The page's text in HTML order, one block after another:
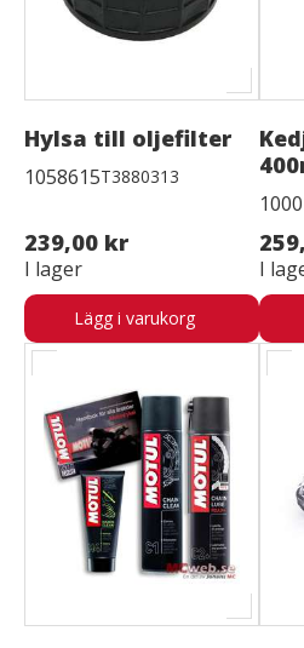
Hylsa till oljefilter
1058615T3880313
239,00 kr
I lager
Lägg i varukorg
I